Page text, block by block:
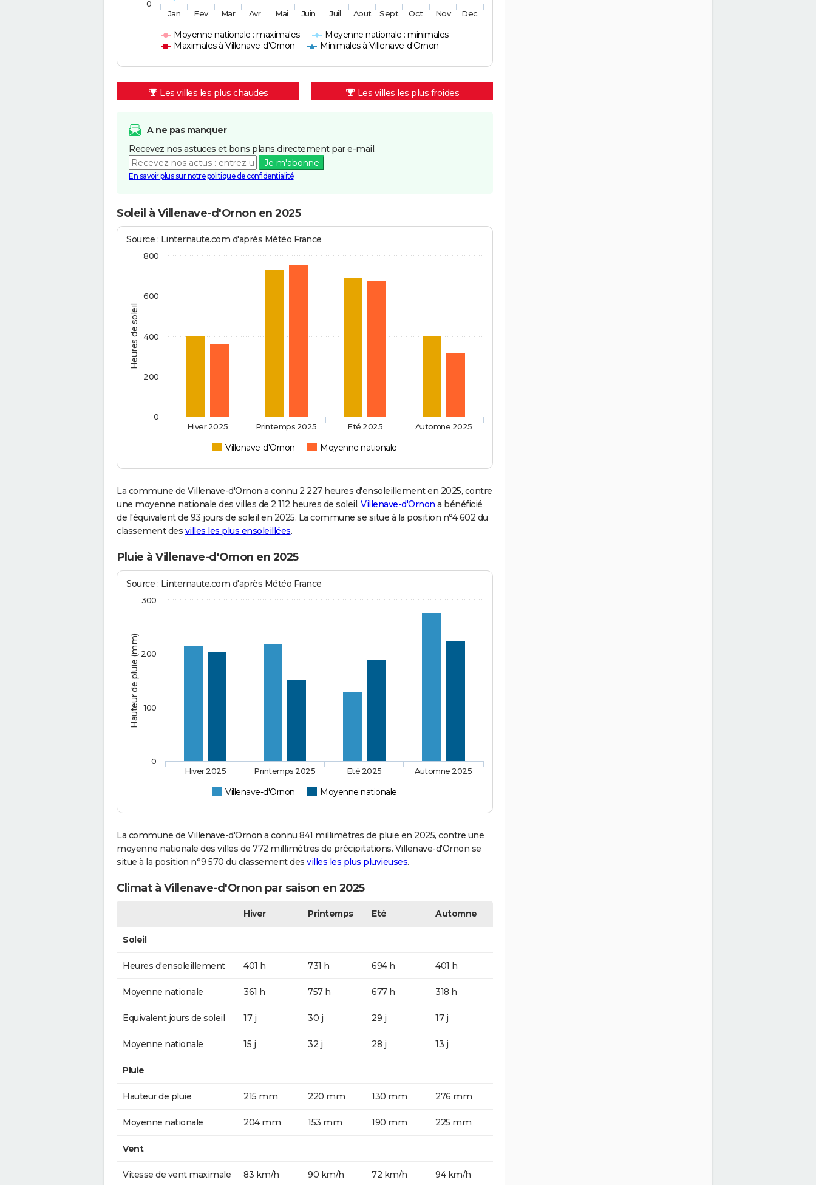
Moyenne nationale : maximales
Moyenne nationale : minimales
Maximales à Villenave-d'Ornon
Minimales à Villenave-d'Ornon
Jan Fev Mar Avr Mai Juin Juil Aout Sept Oct Nov Dec
0
Les villes les plus chaudes Les villes les plus froides
A ne pas manquer
Recevez nos astuces et bons plans directement par e-mail.
Je m'abonne
En savoir plus sur notre politique de confidentialité
Soleil à Villenave-d'Ornon en 2025
Heures de soleil
Source : Linternaute.com d'après Météo France
Villenave-d'Ornon Moyenne nationale
Hiver 2025 Printemps 2025 Eté 2025 Automne 2025
0
200
400
600
800
La commune de Villenave-d'Ornon a connu 2 227 heures d'ensoleillement en 2025, contre
une moyenne nationale des villes de 2 112 heures de soleil. Villenave-d'Ornon a bénéficié
de l'équivalent de 93 jours de soleil en 2025. La commune se situe à la position n°4 602 du
classement des villes les plus ensoleillées.
Pluie à Villenave-d'Ornon en 2025
Hauteur de pluie (mm)
Source : Linternaute.com d'après Météo France
Villenave-d'Ornon Moyenne nationale
Hiver 2025 Printemps 2025 Eté 2025 Automne 2025
0
100
200
300
La commune de Villenave-d'Ornon a connu 841 millimètres de pluie en 2025, contre une
moyenne nationale des villes de 772 millimètres de précipitations. Villenave-d'Ornon se
situe à la position n°9 570 du classement des villes les plus pluvieuses.
Climat à Villenave-d'Ornon par saison en 2025
Hiver Printemps Eté Automne
Soleil
Heures d'ensoleillement 401 h 731 h 694 h 401 h
Moyenne nationale 361 h 757 h 677 h 318 h
Equivalent jours de soleil 17 j 30 j 29 j 17 j
Moyenne nationale 15 j 32 j 28 j 13 j
Pluie
Hauteur de pluie 215 mm 220 mm 130 mm 276 mm
Moyenne nationale 204 mm 153 mm 190 mm 225 mm
Vent
Vitesse de vent maximale 83 km/h 90 km/h 72 km/h 94 km/h